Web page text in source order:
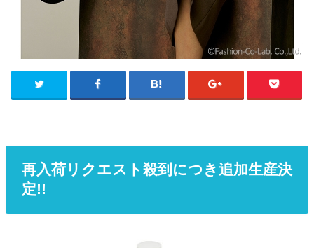
再入荷リクエスト殺到につき追加生産決
定!!